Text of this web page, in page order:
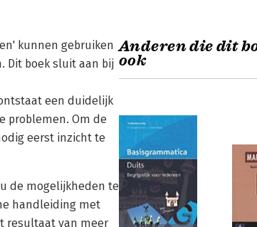
kunnen gebruiken
Dit boek sluit aan bij
een duidelijk
problemen. Om de
eerst inzicht te
de mogelijkheden te
handleiding met
resultaat van meer
Anderen die dit
ook